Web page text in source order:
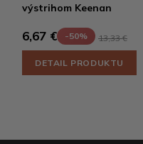
výstrihom Keenan
6,67 € -50% 13,33 €
DETAIL PRODUKTU